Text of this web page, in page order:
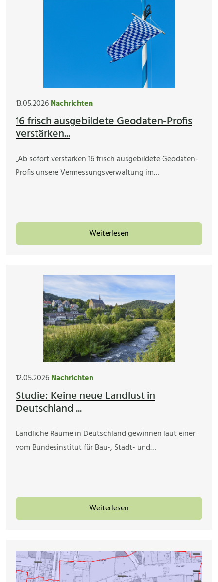
13.05.2026Nachrichten
16 frisch ausgebildete Geodaten-Profis
verstärken...
„Ab sofort verstärken 16 frisch ausgebildete Geodaten-
Profis unsere Vermessungsverwaltung im…
Weiterlesen
12.05.2026Nachrichten
Studie: Keine neue Landlust in
Deutschland ...
Ländliche Räume in Deutschland gewinnen laut einer
vom Bundesinstitut für Bau-, Stadt- und…
Weiterlesen